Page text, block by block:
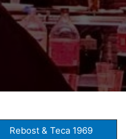
Rebost & Teca 1969